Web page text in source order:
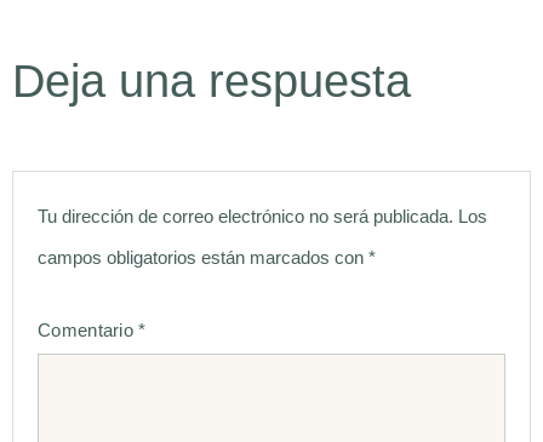
Deja una respuesta
Tu dirección de correo electrónico no será publicada. Los
campos obligatorios están marcados con *
Comentario*